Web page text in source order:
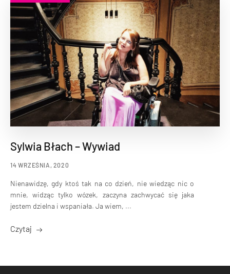
Sylwia Błach – Wywiad
14 WRZEŚNIA, 2020
Nienawidzę, gdy ktoś tak na co dzień, nie wiedząc nic o
mnie, widząc tylko wózek, zaczyna zachwycać się jaka
jestem dzielna i wspaniała. Ja wiem, ...
Czytaj